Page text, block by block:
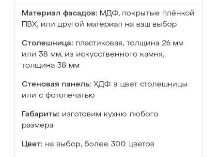
Материал фасадов: МДФ, покрытые плёнкой
ПВХ, или другой материал на ваш выбор
Столешница: пластиковая, толщина 26 мм
или 38 мм; из искусственного камня,
толщина 38 мм
Стеновая панель: ХДФ в цвет столешницы
или с фотопечатью
Габариты: изготовим кухню любого
размера
Цвет: на выбор, более 300 цветов